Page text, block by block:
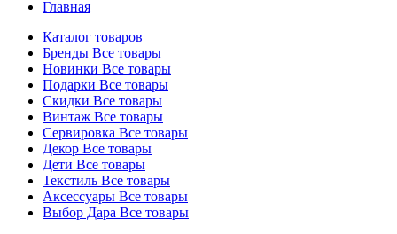
Главная
Каталог товаров
Бренды Все товары
Новинки Все товары
Подарки Все товары
Скидки Все товары
Винтаж Все товары
Сервировка Все товары
Декор Все товары
Дети Все товары
Текстиль Все товары
Аксессуары Все товары
Выбор Дара Все товары